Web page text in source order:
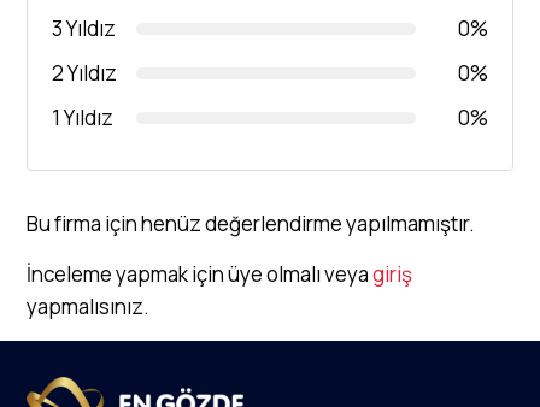
3 Yıldız
0%
2 Yıldız
0%
1 Yıldız
0%
Bu firma için henüz değerlendirme yapılmamıştır.
İnceleme yapmak için üye olmalı veyagiriş
yapmalısınız.